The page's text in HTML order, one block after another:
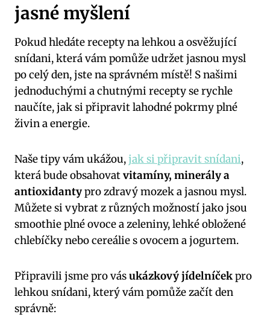
jasné myšlení
Pokud hledáte recepty na lehkou a osvěžující
snídani, která vám pomůže udržet jasnou mysl
po celý den, jste na správném místě! S našimi
jednoduchými a chutnými recepty se rychle
naučíte, jak si připravit lahodné pokrmy plné
živin a energie.
Naše tipy vám ukážou,jak si připravit snídani,
která bude obsahovatvitamíny, minerály a
antioxidantypro zdravý mozek a jasnou mysl.
Můžete si vybrat z různých možností jako jsou
smoothie plné ovoce a zeleniny, lehké obložené
chlebíčky nebo cereálie s ovocem a jogurtem.
Připravili jsme pro vásukázkový jídelníčekpro
lehkou snídani, který vám pomůže začít den
správně: